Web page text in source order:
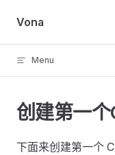
Skip to content
Vona
Menu
创建第一个
下面来创建第一个